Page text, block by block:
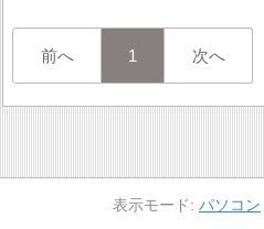
前へ 1 次へ
パソコン